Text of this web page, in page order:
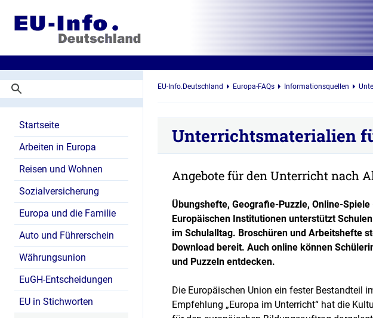
Startseite
Arbeiten in Europa
Reisen und Wohnen
Sozialversicherung
Europa und die Familie
Auto und Führerschein
Währungsunion
EuGH-Entscheidungen
EU in Stichworten
EU-Info.Deutschland Europa-FAQs Informationsquellen
Unterrichtsmaterialien
Angebote für den Unterricht nach
Übungshefte, Geografie-Puzzle, Online-
Europäischen Institutionen unterstützt
im Schulalltag. Broschüren und Arbeitshefte
Download bereit. Auch online können
und Puzzeln entdecken.
Die Europäischen Union ein fester Bestandteil
Empfehlung „Europa im Unterricht“ hat die